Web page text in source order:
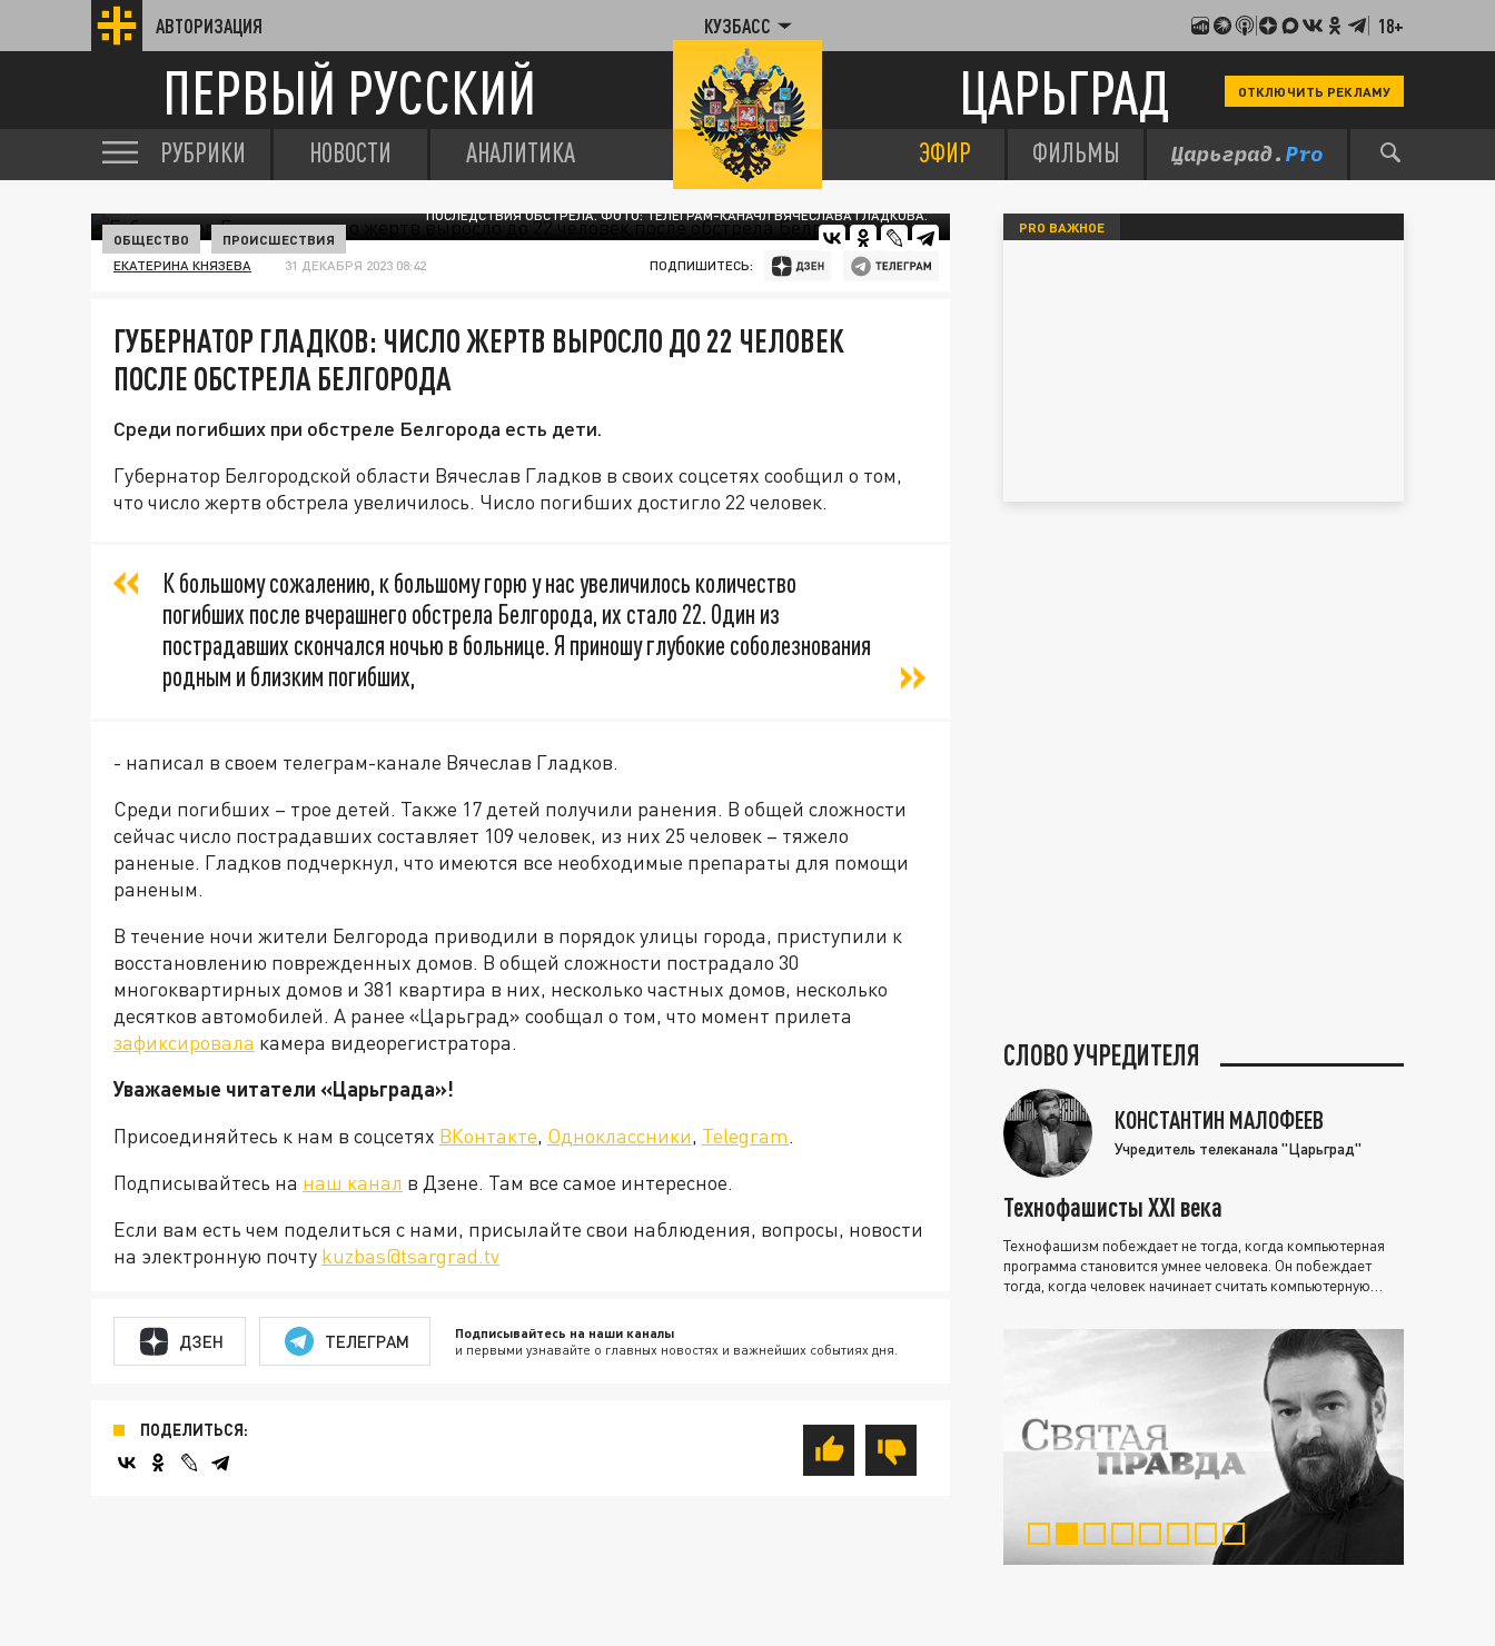
АВТОРИЗАЦИЯ КУЗБАСС 18+
ПЕРВЫЙ РУССКИЙ ЦАРЬГРАД ОТКЛЮЧИТЬ РЕКЛАМУ
РУБРИКИ НОВОСТИ АНАЛИТИКА ЭФИР ФИЛЬМЫ
ПОСЛЕДСТВИЯ ОБСТРЕЛА. ФОТО: ТЕЛЕГРАМ-КАНАЧЛ ВЯЧЕСЛАВА ГЛАДКОВА.
ОБЩЕСТВО ПРОИСШЕСТВИЯ
ЕКАТЕРИНА КНЯЗЕВА 31 ДЕКАБРЯ 2023 08:42 ПОДПИШИТЕСЬ:
ГУБЕРНАТОР ГЛАДКОВ: ЧИСЛО ЖЕРТВ ВЫРОСЛО ДО 22 ЧЕЛОВЕК
ПОСЛЕ ОБСТРЕЛА БЕЛГОРОДА
Среди погибших при обстреле Белгорода есть дети.
Губернатор Белгородской области Вячеслав Гладков в своих соцсетях сообщил о том,
что число жертв обстрела увеличилось. Число погибших достигло 22 человек.
К большому сожалению, к большому горю у нас увеличилось количество
погибших после вчерашнего обстрела Белгорода, их стало 22. Один из
пострадавших скончался ночью в больнице. Я приношу глубокие соболезнования
родным и близким погибших,
- написал в своем телеграм-канале Вячеслав Гладков.
Среди погибших – трое детей. Также 17 детей получили ранения. В общей сложности
сейчас число пострадавших составляет 109 человек, из них 25 человек – тяжело
раненые. Гладков подчеркнул, что имеются все необходимые препараты для помощи
раненым.
В течение ночи жители Белгорода приводили в порядок улицы города, приступили к
восстановлению поврежденных домов. В общей сложности пострадало 30
многоквартирных домов и 381 квартира в них, несколько частных домов, несколько
десятков автомобилей. А ранее «Царьград» сообщал о том, что момент прилета
зафиксировала камера видеорегистратора.
Уважаемые читатели «Царьграда»!
Присоединяйтесь к нам в соцсетях ВКонтакте, Одноклассники, Telegram.
Подписывайтесь на наш канал в Дзене. Там все самое интересное.
Если вам есть чем поделиться с нами, присылайте свои наблюдения, вопросы, новости
на электронную почту kuzbas@tsargrad.tv
ДЗЕН ТЕЛЕГРАМ Подписывайтесь на наши каналы
и первыми узнавайте о главных новостях и важнейших событиях дня.
ПОДЕЛИТЬСЯ:
PRO ВАЖНОЕ
СЛОВО УЧРЕДИТЕЛЯ
КОНСТАНТИН МАЛОФЕЕВ
Учредитель телеканала "Царьград"
Технофашисты XXI века
Технофашизм побеждает не тогда, когда компьютерная
программа становится умнее человека. Он побеждает
тогда, когда человек начинает считать компьютерную